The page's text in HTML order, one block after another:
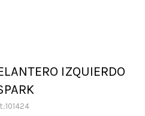
IZQUIERDO
101424